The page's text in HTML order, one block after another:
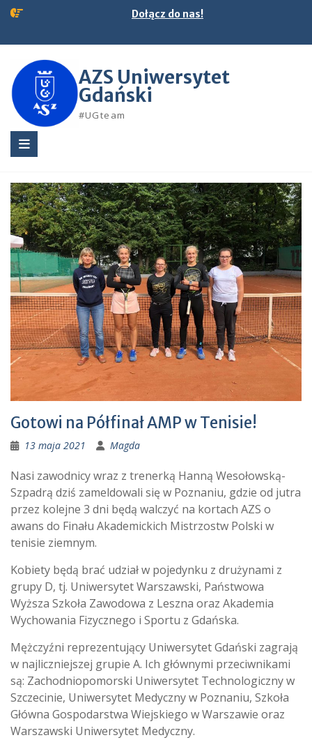
Skip
Dołącz do nas!
AZS Uniwersytet
Gdański
#UGteam
Gotowi na Półfinał AMP w Tenisie!
13 maja 2021 Magda
Nasi zawodnicy wraz z trenerką Hanną Wesołowską-
Szpadrą dziś zameldowali się w Poznaniu, gdzie od jutra
przez kolejne 3 dni będą walczyć na kortach AZS o
awans do Finału Akademickich Mistrzostw Polski w
tenisie ziemnym.
Kobiety będą brać udział w pojedynku z drużynami z
grupy D, tj. Uniwersytet Warszawski, Państwowa
Wyższa Szkoła Zawodowa z Leszna oraz Akademia
Wychowania Fizycznego i Sportu z Gdańska.
Mężczyźni reprezentujący Uniwersytet Gdański zagrają
w najliczniejszej grupie A. Ich głównymi przeciwnikami
są: Zachodniopomorski Uniwersytet Technologiczny w
Szczecinie, Uniwersytet Medyczny w Poznaniu, Szkoła
Główna Gospodarstwa Wiejskiego w Warszawie oraz
Warszawski Uniwersytet Medyczny.